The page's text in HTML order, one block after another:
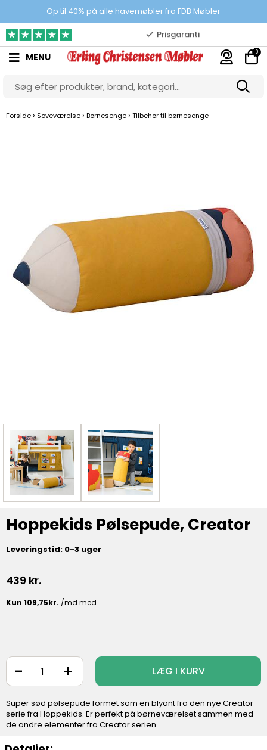
Op til 40% på alle havemøbler fra FDB Møbler
100% danskejet webshop
Prisgaranti
10.000 m2 showroom
Gratis & gode parkeringsforhold
MENU 0
Forside › Soveværelse › Børnesenge › Tilbehør til børnesenge
Hoppekids Pølsepude, Creator
Leveringstid: 0-3 uger
439 kr.
+
- LÆG I KURV
Super sød pølsepude formet som en blyant fra den nye Creator
serie fra Hoppekids. Er perfekt på børneværelset sammen med
de andre elementer fra Creator serien.